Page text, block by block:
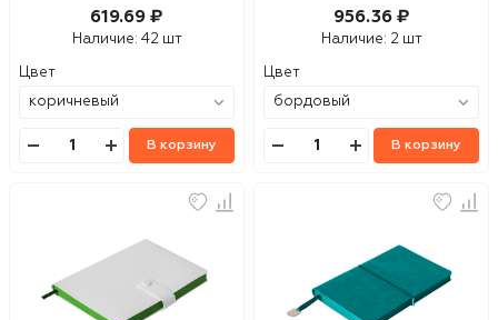
619.69 ₽
Наличие: 42 шт
Цвет
В корзину
956.36 ₽
Наличие: 2 шт
Цвет
В корзину